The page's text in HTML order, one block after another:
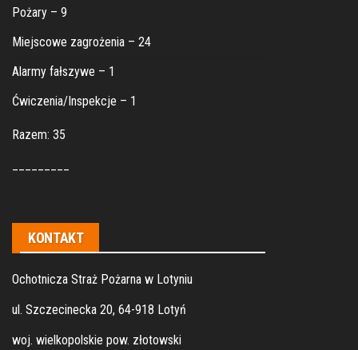
Pożary – 9
Miejscowe zagrożenia – 24
Alarmy fałszywe – 1
Ćwiczenia/Inspekcje – 1
Razem: 35
KONTAKT
Ochotnicza Straż Pożarna w Lotyniu
ul. Szczecinecka 20, 64-918 Lotyń
woj. wielkopolskie pow. złotowski